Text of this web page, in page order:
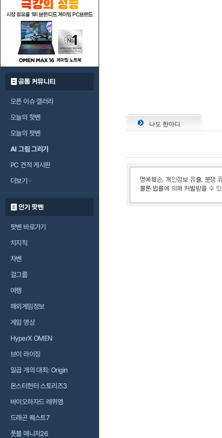
공통 커뮤니티
오픈 이슈 갤러리
오늘의 핫벤
오늘의 팟벤
AI 그림 그리기
PC 견적 게시판
더보기
인기 팟벤
팟벤 바로가기
치지직
차벤
걸그룹
여행
해외게임정보
게임 영상
HyperX OMEN
브이 라이징
일곱 개의 대죄: Origin
몬스터헌터 스토리즈3
바이오하자드 레퀴엠
드래곤 퀘스트7
풋볼 매니저26
나도 한마디